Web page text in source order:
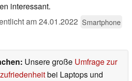
interessant.
am24.01.2022 Smartphone
Unsere große Umfrage zur
bei Laptops und